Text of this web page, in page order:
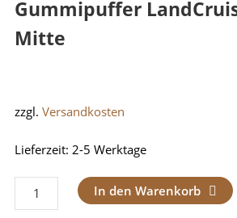
Gummipuffer
Mitte
zzgl. Versandkosten
Lieferzeit: 2-5 Werktage
Auspuff
Gummi
In den Warenkorb